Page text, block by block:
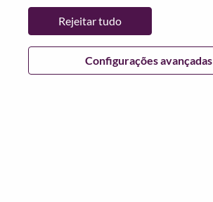
Configurações avançadas
Rejeitar tudo